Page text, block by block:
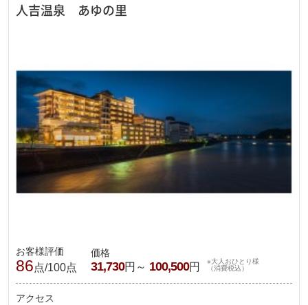
人吉温泉 あゆの里
お客様評価
86点/100点
価格
31,730円～ 100,500円
※大人おひとり様
（消費税込）
アクセス